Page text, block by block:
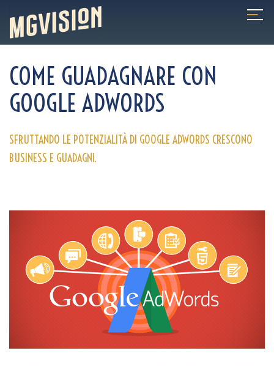
COME GUADAGNARE CON
GOOGLE ADWORDS
SFRUTTANDO LE POTENZIALITÀ DI GOOGLE ADWORDS CRESCONO
BUSINESS E GUADAGNI.